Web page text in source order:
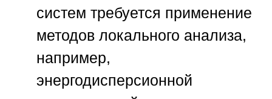
систем требуется применение
методов локального анализа,
например,
энергодисперсионной